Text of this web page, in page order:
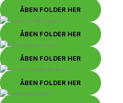
ÅBEN FOLDER HER
ÅBEN FOLDER HER
ÅBEN FOLDER HER
ÅBEN FOLDER HER